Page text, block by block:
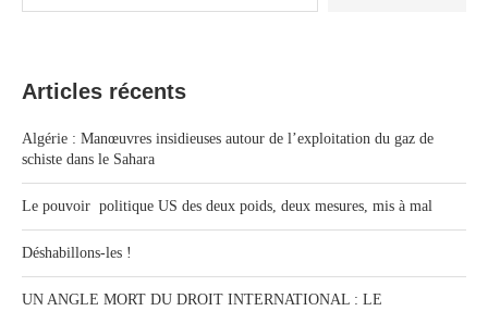
Articles récents
Algérie : Manœuvres insidieuses autour de l’exploitation du gaz de
schiste dans le Sahara
Le pouvoir politique US des deux poids, deux mesures, mis à mal
Déshabillons-les !
UN ANGLE MORT DU DROIT INTERNATIONAL : LE